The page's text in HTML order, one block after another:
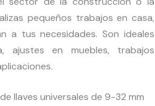
pequeños trabajos en casa,
a tus necesidades. Son ideales
ajustes en muebles, trabajos
llaves universales de 9-32 mm